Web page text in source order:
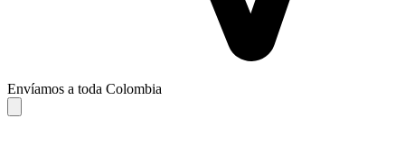
Envíamos a toda Colombia